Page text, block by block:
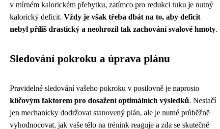
v mírném kalorickém přebytku, zatímco pro redukci tuku je nutný
kalorický deficit. Vždy je však třeba dbát na to, aby deficit
nebyl příliš drastický a neohrozil tak zachování svalové hmoty.
Sledování pokroku a úprava plánu
Pravidelné sledování vašeho pokroku v posilovně je naprosto
klíčovým faktorem pro dosažení optimálních výsledků. Nestačí
jen mechanicky dodržovat stanovený plán, ale je nutné průběžně
vyhodnocovat, jak vaše tělo na trénink reaguje a zda se skutečně